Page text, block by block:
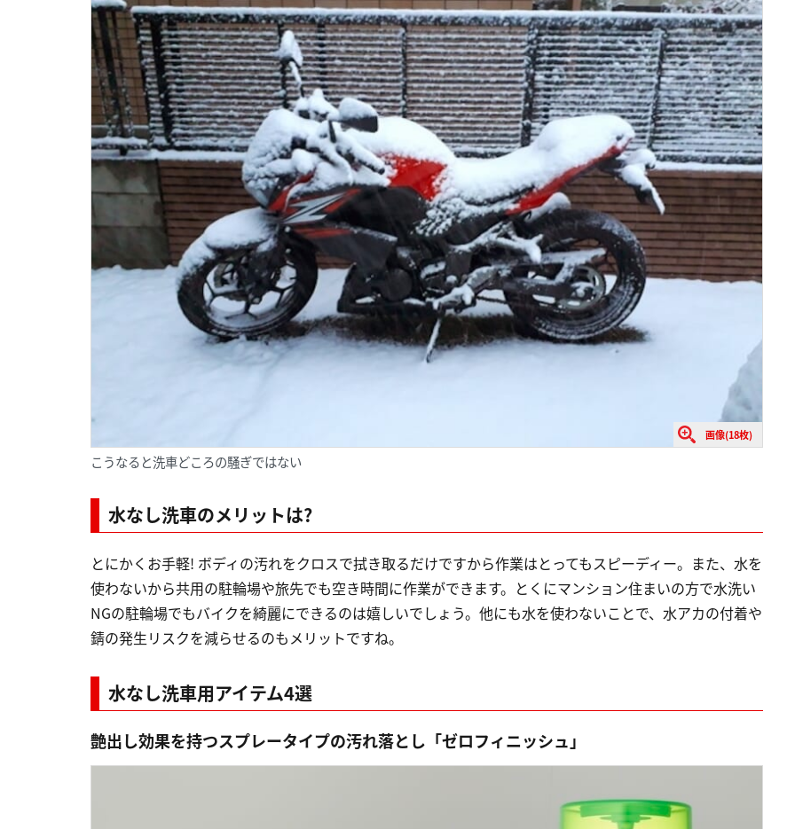
画像(18枚)
こうなると洗車どころの騒ぎではない
水なし洗車のメリットは?
とにかくお手軽! ボディの汚れをクロスで拭き取るだけですから作業はとってもスピーディー。また、水を
使わないから共用の駐輪場や旅先でも空き時間に作業ができます。とくにマンション住まいの方で水洗い
NGの駐輪場でもバイクを綺麗にできるのは嬉しいでしょう。他にも水を使わないことで、水アカの付着や
錆の発生リスクを減らせるのもメリットですね。
水なし洗車用アイテム4選
艶出し効果を持つスプレータイプの汚れ落とし「ゼロフィニッシュ」